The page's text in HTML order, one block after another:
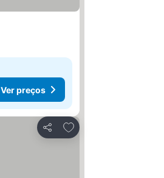
Ver preços
Partilhar
Adicionar aos favoritos